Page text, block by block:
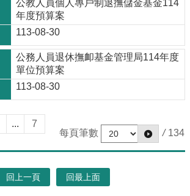
公教人員個人專戶制退撫儲金基金114
年度預算案
113-08-30
公務人員退休撫卹基金管理局114年度
單位預算案
113-08-30
...
7
每頁筆數
/ 134
回上一頁 回最上面